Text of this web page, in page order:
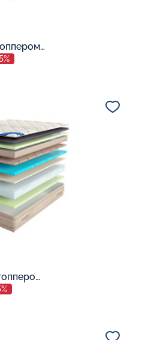
Матрас Gloria Gold с топпером Memory 42
Матрас Kristal Gold с топпером Memory 42